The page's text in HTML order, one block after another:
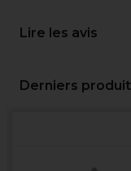
Lire les avis
Derniers